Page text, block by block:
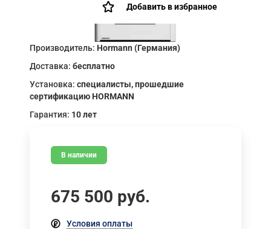
Добавить в избранное
Производитель: Hormann (Германия)
Доставка: бесплатно
Установка: специалисты, прошедшие
сертификацию HORMANN
Гарантия: 10 лет
В наличии
675 500 руб.
Условия оплаты